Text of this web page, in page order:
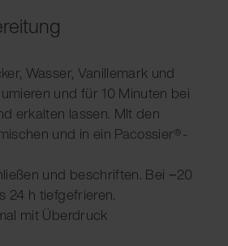
Wasser, Vanillemark und
und für 10 Minuten bei
erkalten lassen. MIt den
und in ein Pacossier®-
und beschriften. Bei −20
24 h tiefgefrieren.
mit Überdruck